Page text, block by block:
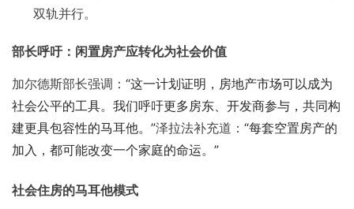
双轨并行。
部长呼吁：闲置房产应转化为社会价值
加尔德斯部长强调： “这一计划证明，房地产市场可以成为
社会公平的工具。我们呼吁更多房东、开发商参与，共同构
建更具包容性的马耳他。”泽拉法补充道： “每套空置房产的
加入，都可能改变一个家庭的命运。”
社会住房的马耳他模式